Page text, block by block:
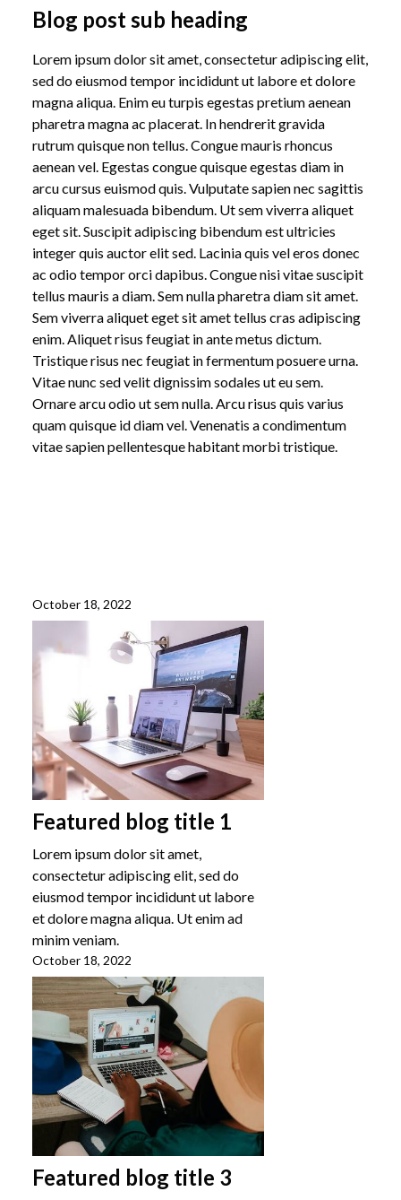
Blog post sub heading
Lorem ipsum dolor sit amet, consectetur adipiscing elit,
sed do eiusmod tempor incididunt ut labore et dolore
magna aliqua. Enim eu turpis egestas pretium aenean
pharetra magna ac placerat. In hendrerit gravida
rutrum quisque non tellus. Congue mauris rhoncus
aenean vel. Egestas congue quisque egestas diam in
arcu cursus euismod quis. Vulputate sapien nec sagittis
aliquam malesuada bibendum. Ut sem viverra aliquet
eget sit. Suscipit adipiscing bibendum est ultricies
integer quis auctor elit sed. Lacinia quis vel eros donec
ac odio tempor orci dapibus. Congue nisi vitae suscipit
tellus mauris a diam. Sem nulla pharetra diam sit amet.
Sem viverra aliquet eget sit amet tellus cras adipiscing
enim. Aliquet risus feugiat in ante metus dictum.
Tristique risus nec feugiat in fermentum posuere urna.
Vitae nunc sed velit dignissim sodales ut eu sem.
Ornare arcu odio ut sem nulla. Arcu risus quis varius
quam quisque id diam vel. Venenatis a condimentum
vitae sapien pellentesque habitant morbi tristique.
October 18, 2022
Featured blog title 1
Lorem ipsum dolor sit amet,
consectetur adipiscing elit, sed do
eiusmod tempor incididunt ut labore
et dolore magna aliqua. Ut enim ad
minim veniam.
October 18, 2022
Featured blog title 3